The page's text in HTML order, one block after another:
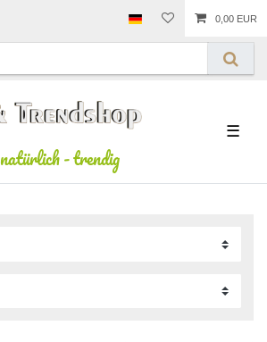
0,00 EUR
natürlich-trendig
☰